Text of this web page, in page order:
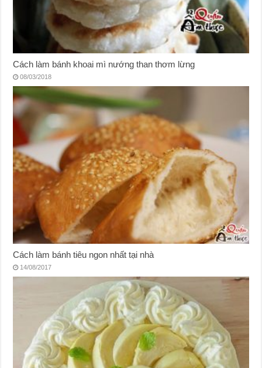
Cách làm bánh khoai mì nướng than thơm lừng
08/03/2018
Cách làm bánh tiêu ngon nhất tại nhà
14/08/2017